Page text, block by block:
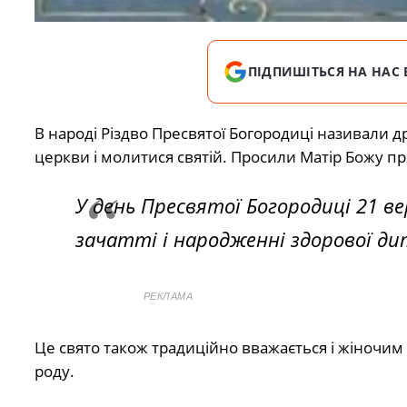
ПІДПИШІТЬСЯ НА НАС В
В народі Різдво Пресвятої Богородиці
церкви і молитися святій. Просили Матір Божу
У день Пресвятої Богородиці 21
зачатті і народженні здорової
РЕКЛАМА
Це свято також традиційно вважається і
роду.